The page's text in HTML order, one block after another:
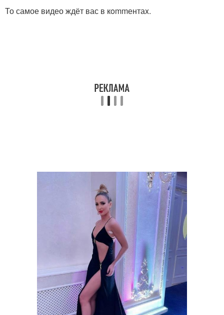
То самое видео ждёт вас в кommентаx.